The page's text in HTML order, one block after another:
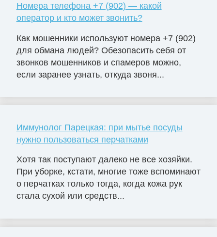
Номера телефона +7 (902) — какой
оператор и кто может звонить?
Как мошенники используют номера +7 (902)
для обмана людей? Обезопасить себя от
звонков мошенников и спамеров можно,
если заранее узнать, откуда звоня...
Иммунолог Парецкая: при мытье посуды
нужно пользоваться перчатками
Хотя так поступают далеко не все хозяйки.
При уборке, кстати, многие тоже вспоминают
о перчатках только тогда, когда кожа рук
стала сухой или средств...